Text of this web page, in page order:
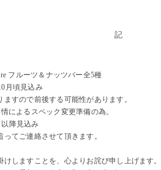
記
フルーツ＆ナッツバー全5種
月頃見込み
ますので前後する可能性があります。
によるスペック変更準備の為。
降見込み
絡させて頂きます。
しますことを、心よりお詫び申し上げます。